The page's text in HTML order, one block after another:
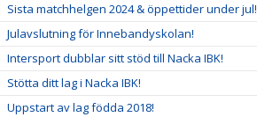
Sista matchhelgen 2024 & öppettider under jul!
Julavslutning för Innebandyskolan!
Intersport dubblar sitt stöd till Nacka IBK!
Stötta ditt lag i Nacka IBK!
Uppstart av lag födda 2018!